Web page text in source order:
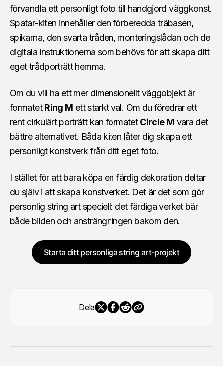
förvandla ett personligt foto till handgjord väggkonst.
Spatar-kiten innehåller den förberedda träbasen,
spikarna, den svarta tråden, monteringslådan och de
digitala instruktionerna som behövs för att skapa ditt
eget trådporträtt hemma.
Om du vill ha ett mer dimensionellt väggobjekt är
formatetRing M ett starkt val. Om du föredrar ett
rent cirkulärt porträtt kan formatetCircle M vara det
bättre alternativet. Båda kiten låter dig skapa ett
personligt konstverk från ditt eget foto.
I stället för att bara köpa en färdig dekoration deltar
du själv i att skapa konstverket. Det är det som gör
personlig string art speciell: det färdiga verket bär
både bilden och ansträngningen bakom den.
Starta ditt personliga string art-projekt
Dela